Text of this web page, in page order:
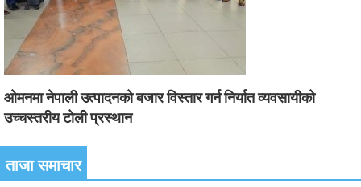
ओमनमा नेपाली उत्पादनको बजार विस्तार गर्न निर्यात व्यवसायीको
उच्चस्तरीय टोली प्रस्थान
ताजा समाचार